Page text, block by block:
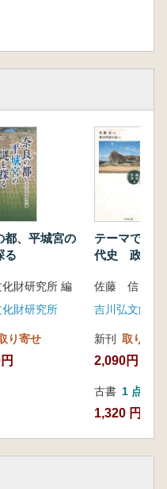
立 水野章二
都、平城宮の
る
化財研究所 編
財研究所
り寄せ
テーマで学
代史 政治・
吉川弘文館
新刊 取り寄せ
2,090円
古書 1 点
1,320 円